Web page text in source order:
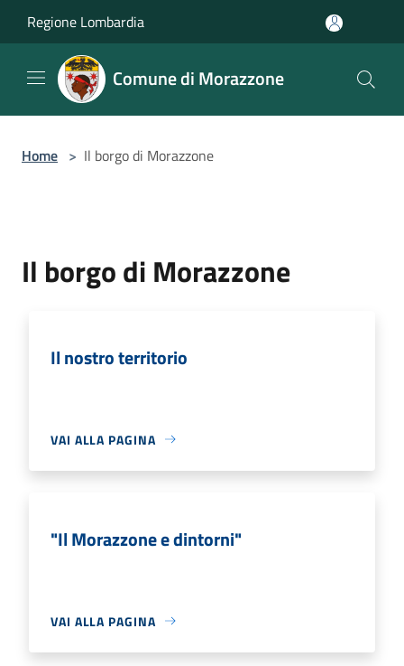
Regione Lombardia
Comune di Morazzone
Home > Il borgo di Morazzone
Il borgo di Morazzone
Il nostro territorio
VAI ALLA PAGINA
"Il Morazzone e dintorni"
VAI ALLA PAGINA